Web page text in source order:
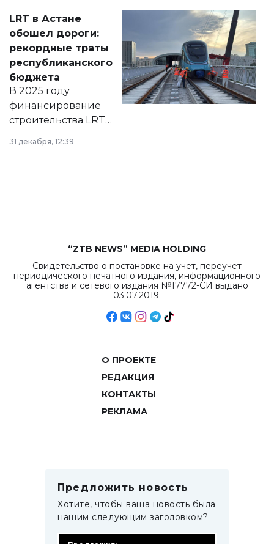
документ
появился в базе
нормативных
правовых актов и
на сайте маслихат
города.
LRT в Астане
обошел дороги:
рекордные траты
республиканского
бюджета
В 2025 году
финансирование
строительства LRT
в Астане из
республиканского
31 декабря, 12:39
“ZTB NEWS” MEDIA HOLDING
Свидетельство о постановке на учет, переучет
периодического печатного издания, информационного
агентства и сетевого издания №17772-СИ выдано
03.07.2019.
О ПРОЕКТЕ
РЕДАКЦИЯ
КОНТАКТЫ
РЕКЛАМА
Предложить новость
Хотите, чтобы ваша новость была
нашим следующим заголовком?